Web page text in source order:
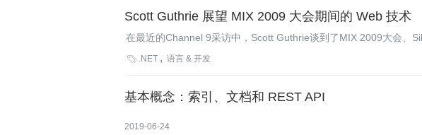
Scott Guthrie 展望 MIX 2009 大会期间的 Web 技术
在最近的Channel 9采访中，Scott Guthrie谈到了MIX 2009大会、
Silverlight以及Expression套件。
 .NET 语言 & 开发
基本概念：索引、文档和 REST API
2019-06-24